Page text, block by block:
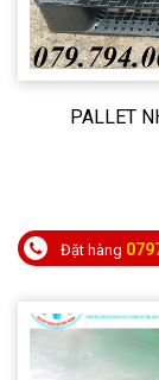
PALLET
Đặt hàng